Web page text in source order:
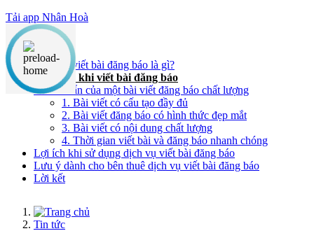
Tải app Nhân Hoà
Nội dung chính
Dịch vụ viết bài đăng báo là gì?
Mục tiêu khi viết bài đăng báo
Tiêu chuẩn của một bài viết đăng báo chất lượng
1. Bài viết có cấu tạo đầy đủ
2. Bài viết đăng báo có hình thức đẹp mắt
3. Bài viết có nội dung chất lượng
4. Thời gian viết bài và đăng báo nhanh chóng
Lợi ích khi sử dụng dịch vụ viết bài đăng báo
Lưu ý dành cho bên thuê dịch vụ viết bài đăng báo
Lời kết
Tin tức